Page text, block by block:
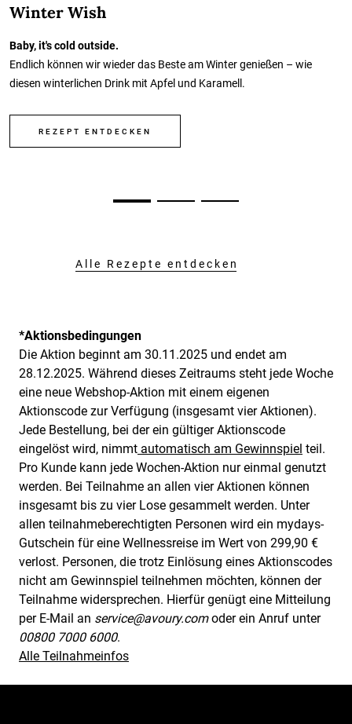
Winter Wish
Baby, it's cold outside.
Endlich können wir wieder das Beste am Winter genießen – wie
diesen winterlichen Drink mit Apfel und Karamell.
REZEPT ENTDECKEN
Alle Rezepte entdecken
*Aktionsbedingungen
Die Aktion beginnt am 30.11.2025 und endet am
28.12.2025. Während dieses Zeitraums steht jede Woche
eine neue Webshop-Aktion mit einem eigenen
Aktionscode zur Verfügung (insgesamt vier Aktionen).
Jede Bestellung, bei der ein gültiger Aktionscode
eingelöst wird, nimmt automatisch am Gewinnspiel teil.
Pro Kunde kann jede Wochen-Aktion nur einmal genutzt
werden. Bei Teilnahme an allen vier Aktionen können
insgesamt bis zu vier Lose gesammelt werden. Unter
allen teilnahmeberechtigten Personen wird ein mydays-
Gutschein für eine Wellnessreise im Wert von 299,90 €
verlost. Personen, die trotz Einlösung eines Aktionscodes
nicht am Gewinnspiel teilnehmen möchten, können der
Teilnahme widersprechen. Hierfür genügt eine Mitteilung
per E-Mail an service@avoury.comoder ein Anruf unter
00800 7000 6000.
Alle Teilnahmeinfos